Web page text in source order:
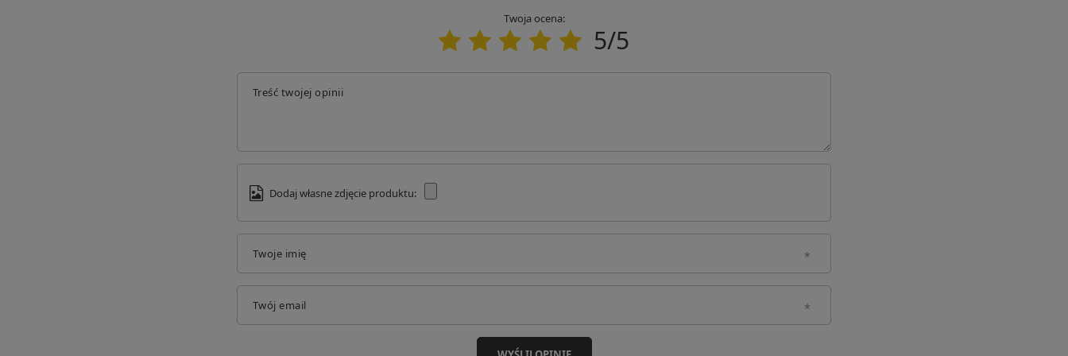
Realizacja Twojego zamówienia została wstrzymana. Powodem może być brak zamówionego przez Ciebie towaru w
Twoja ocena:
5/5
Treść twojej opinii
Dodaj własne zdjęcie produktu:
Twoje imię
Twój email